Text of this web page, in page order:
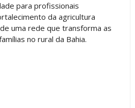
para profissionais
da agricultura
uma rede que transforma as
no rural da Bahia.